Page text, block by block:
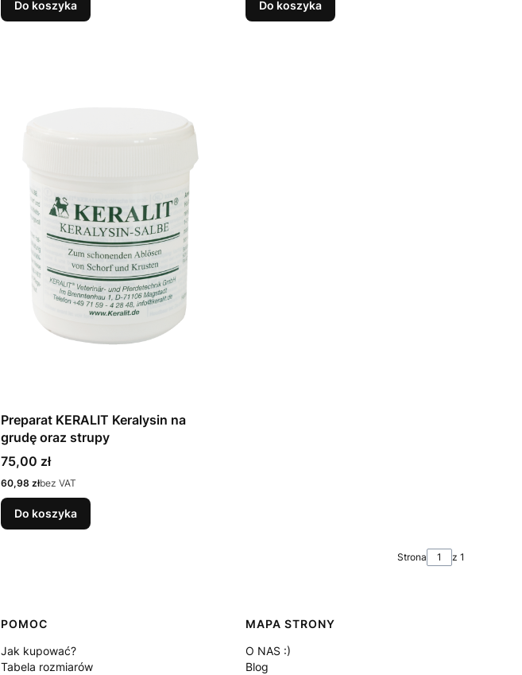
Do koszyka Do koszyka
Preparat KERALIT Keralysin na
grudę oraz strupy
Cena
75,00 zł
Cena
60,98 złbez VAT
Do koszyka
Strona z 1
POMOC
Jak kupować?
Tabela rozmiarów
MAPA STRONY
O NAS :)
Blog